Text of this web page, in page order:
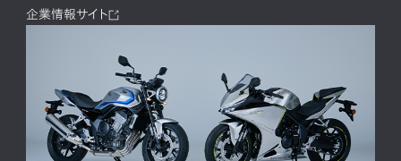
企業情報サイト